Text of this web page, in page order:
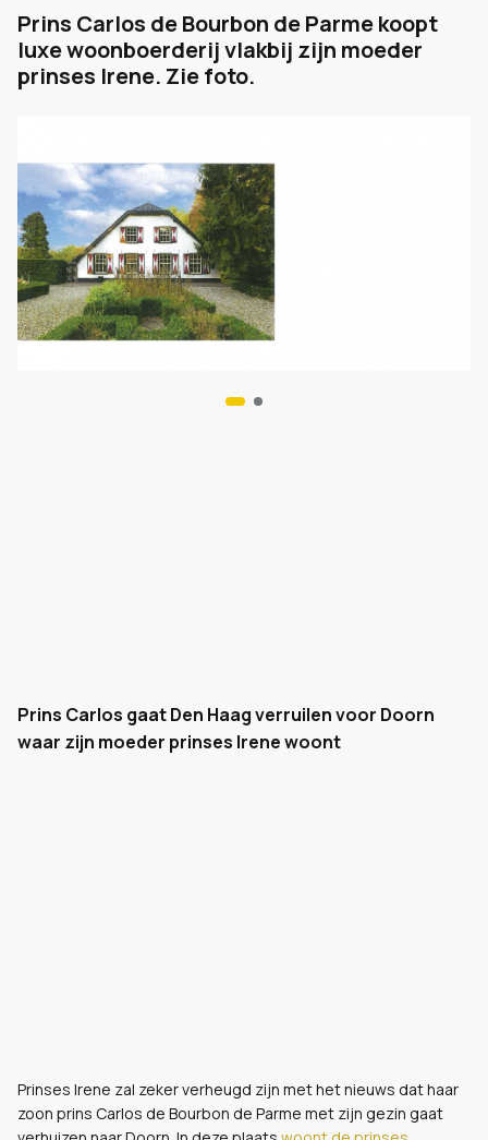
Prins Carlos de Bourbon de Parme koopt
luxe woonboerderij vlakbij zijn moeder
prinses Irene. Zie foto.
Prins Carlos gaat Den Haag verruilen voor Doorn
waar zijn moeder prinses Irene woont
Prinses Irene zal zeker verheugd zijn met het nieuws dat haar
zoon prins Carlos de Bourbon de Parme met zijn gezin gaat